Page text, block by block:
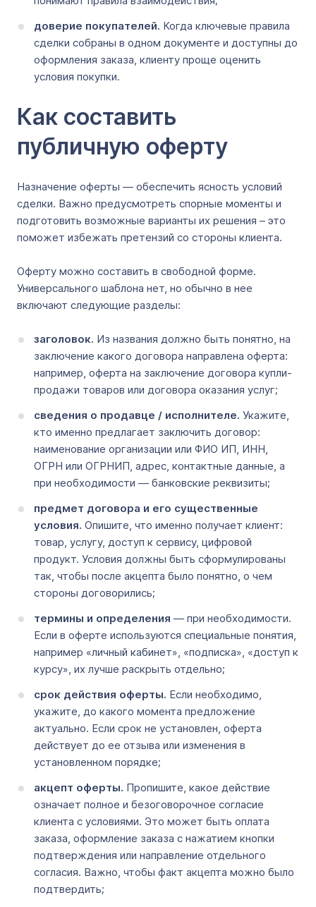
доверие покупателей. Когда ключевые правила
сделки собраны в одном документе и доступны до
оформления заказа, клиенту проще оценить
условия покупки.
Как составить
публичную оферту
Назначение оферты — обеспечить ясность условий
сделки. Важно предусмотреть спорные моменты и
подготовить возможные варианты их решения – это
поможет избежать претензий со стороны клиента.
Оферту можно составить в свободной форме.
Универсального шаблона нет, но обычно в нее
включают следующие разделы:
заголовок. Из названия должно быть понятно, на
заключение какого договора направлена оферта:
например, оферта на заключение договора купли-
продажи товаров или договора оказания услуг;
сведения о продавце / исполнителе. Укажите,
кто именно предлагает заключить договор:
наименование организации или ФИО ИП, ИНН,
ОГРН или ОГРНИП, адрес, контактные данные, а
при необходимости — банковские реквизиты;
предмет договора и его существенные
условия. Опишите, что именно получает клиент:
товар, услугу, доступ к сервису, цифровой
продукт. Условия должны быть сформулированы
так, чтобы после акцепта было понятно, о чем
стороны договорились;
термины и определения — при необходимости.
Если в оферте используются специальные понятия,
например «личный кабинет», «подписка», «доступ к
курсу», их лучше раскрыть отдельно;
срок действия оферты. Если необходимо,
укажите, до какого момента предложение
актуально. Если срок не установлен, оферта
действует до ее отзыва или изменения в
установленном порядке;
акцепт оферты. Пропишите, какое действие
означает полное и безоговорочное согласие
клиента с условиями. Это может быть оплата
заказа, оформление заказа с нажатием кнопки
подтверждения или направление отдельного
согласия. Важно, чтобы факт акцепта можно было
подтвердить;